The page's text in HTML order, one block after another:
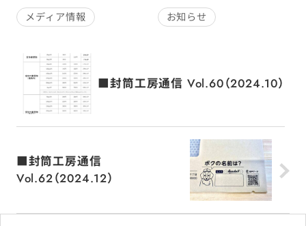
メディア情報 お知らせ
■封筒工房通信 Vol.60（2024.10）
■封筒工房通信
Vol.62（2024.12）